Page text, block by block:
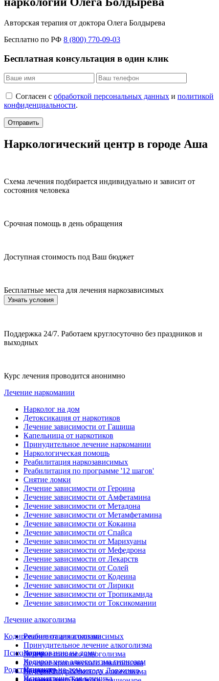
Авторская терапия от доктора Олега Болдырева
Бесплатно по РФ 8 (800) 770-09-03
Бесплатная консультация в один клик
Согласен с обработкой персональных данных и политикой
конфиденциальности.
Отправить
Наркологический центр в городе Аша
Схема лечения подбирается индивидуально и зависит от
состояния человека
Срочная помощь в день обращения
Доступная стоимость под Ваш бюджет
Бесплатные места для лечения наркозависимых
Узнать условия
Поддержка 24/7. Работаем круглосуточно без праздников и
выходных
Курс лечения проводится анонимно
Лечение наркомании
Нарколог на дом
Детоксикация от наркотиков
Лечение зависимости от Гашиша
Капельница от наркотиков
Принудительное лечение наркомании
Наркологическая помощь
Реабилитация наркозависимых
Реабилитация по программе '12 шагов'
Снятие ломки
Лечение зависимости от Героина
Лечение зависимости от Амфетамина
Лечение зависимости от Метадона
Лечение зависимости от Метамфетамина
Лечение зависимости от Кокаина
Лечение зависимости от Спайса
Лечение зависимости от Марихуаны
Лечение зависимости от Мефедрона
Лечение зависимости от Лекарств
Лечение зависимости от Солей
Лечение зависимости от Кодеина
Лечение зависимости от Лирики
Лечение зависимости от Тропикамида
Лечение зависимости от Токсикомании
Лечение алкоголизма
Реабилитация алкозависимых
Принудительное лечение алкоголизма
Лечение пивного алкоголизма
Лечение хронического алкоголизма
Лечение подросткового алкоголизма
Кодирование от алкоголизма
Кодирование на дому
Кодирование алкоголизма гипнозом
Кодирование по методу Довженко
Кодирование Торпедо
Психиатрия
Психиатр на дом
Психиатрическая клиника
Родственникам